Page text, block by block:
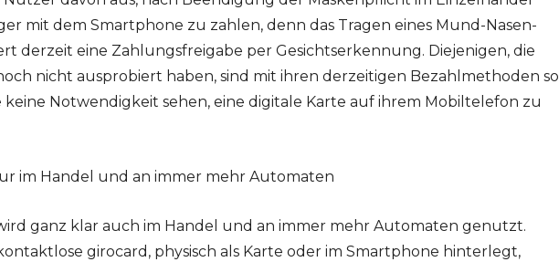
mit dem Smartphone zu zahlen, denn das Tragen eines Mund-Nasen-
derzeit eine Zahlungsfreigabe per Gesichtserkennung. Diejenigen, die
nicht ausprobiert haben, sind mit ihren derzeitigen Bezahlmethoden so
keine Notwendigkeit sehen, eine digitale Karte auf ihrem Mobiltelefon zu
im Handel und an immer mehr Automaten
ganz klar auch im Handel und an immer mehr Automaten genutzt.
girocard, physisch als Karte oder im Smartphone hinterlegt,